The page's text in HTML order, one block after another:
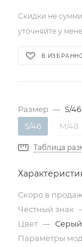
В
Размер — S/46
S/46
M/48
Таблица
Скоро в
Честный знак
Цвет — Серый
Параметры
Скидки не
уточняйте у